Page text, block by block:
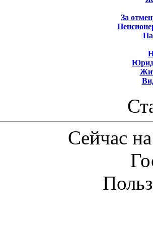
За
Сейчас